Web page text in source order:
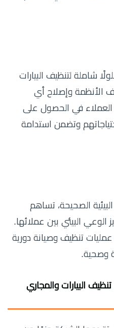
شاملة لتنظيف البيارات
الأنظمة وإصلاح أي
في الحصول على
وتضمن استدامة
الصحيحة، تساهم
الوعي البيئي بين عملائها.
تنظيف وصيانة دورية
وصحية.
تنظيف البيارات والمجاري